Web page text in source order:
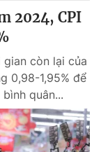
2024, CPI
gian còn lại của
0,98-1,95% để
quân...